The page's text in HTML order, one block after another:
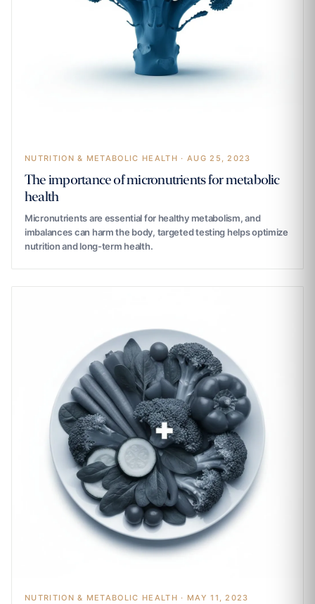
NUTRITION & METABOLIC HEALTH · AUG 25, 2023
The importance of micronutrients for metabolic
health
Micronutrients are essential for healthy metabolism, and
imbalances can harm the body, targeted testing helps optimize
nutrition and long-term health.
NUTRITION & METABOLIC HEALTH · MAY 11, 2023